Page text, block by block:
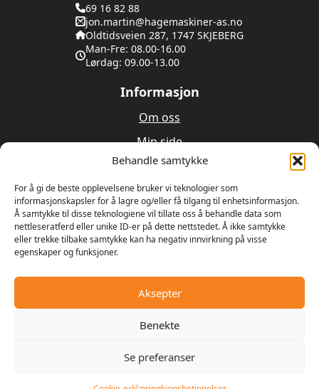
Behandle samtykke
For å gi de beste opplevelsene bruker vi teknologier som
informasjonskapsler for å lagre og/eller få tilgang til enhetsinformasjon.
Å samtykke til disse teknologiene vil tillate oss å behandle data som
nettleseratferd eller unike ID-er på dette nettstedet. Å ikke samtykke
eller trekke tilbake samtykke kan ha negativ innvirkning på visse
egenskaper og funksjoner.
Aksepter
Benekte
Se preferanser
69 16 82 88
jon.martin@hagemaskiner-as.no
Oldtidsveien 287, 1747 SKJEBERG
Man-Fre: 08.00-16.00
Lørdag: 09.00-13.00
Informasjon
Om oss
Min side
Utleie
Verksted
Om oss
Våren 1989 bestemte Ulrik Olseng og Dagfinn
av motorsager og gressklippere. Bedriften fikk
navnet Hagemaskiner AS, og lokalene var den gamle
© 2025 - Digipos AS